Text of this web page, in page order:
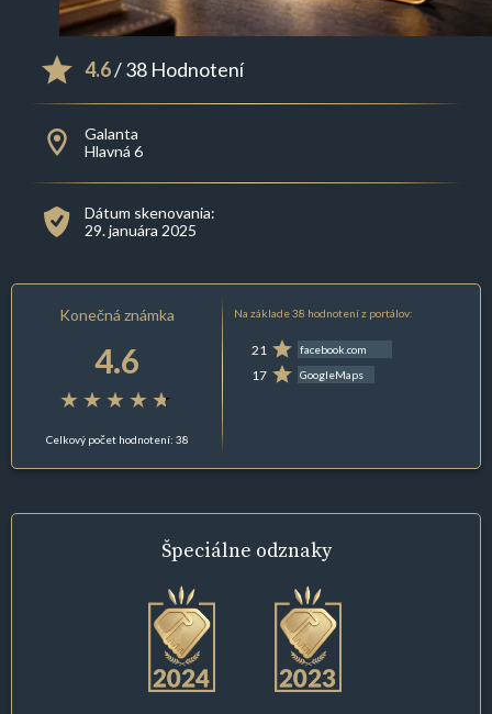
4.6/ 38 Hodnotení
Galanta
Hlavná 6
Dátum skenovania:
29. januára 2025
Konečná známka
4.6
Celkový počet hodnotení: 38
Na základe 38 hodnotení z portálov:
21 facebook.com
17 GoogleMaps
Špeciálne odznaky